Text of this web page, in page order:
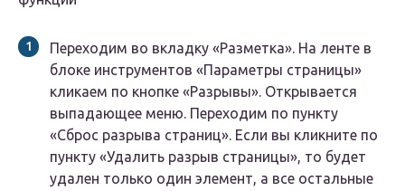
Переходим во вкладку «Разметка». На ленте в
блоке инструментов «Параметры страницы»
кликаем по кнопке «Разрывы». Открывается
выпадающее меню. Переходим по пункту
«Сброс разрыва страниц». Если вы кликните по
пункту «Удалить разрыв страницы», то будет
удален только один элемент, а все остальные